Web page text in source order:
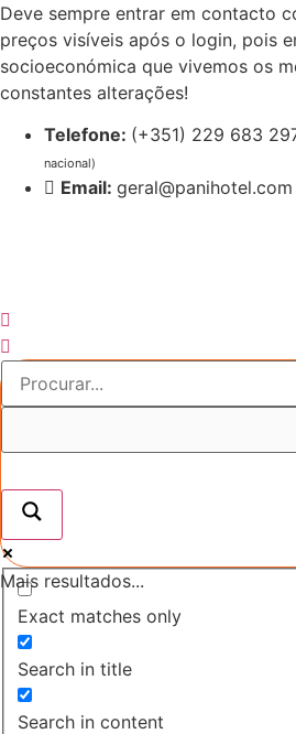
Pular
para
o
conteúdo
Deve sempre entrar em contacto
preços visíveis após o login, pois
socioeconómica que vivemos os
constantes alterações!
Telefone: (+351) 229 683
nacional)
Email: geral@panihotel.com
Mais resultados...
Exact matches only
Search in title
Search in content